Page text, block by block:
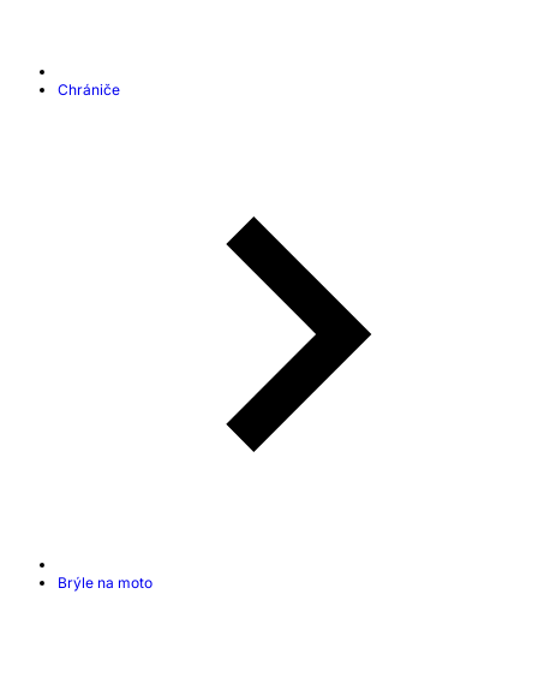
Chrániče
Brýle na moto